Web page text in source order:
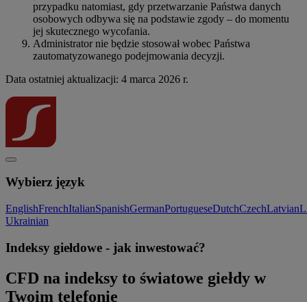
przypadku natomiast, gdy przetwarzanie Państwa danych
osobowych odbywa się na podstawie zgody – do momentu
jej skutecznego wycofania.
Administrator nie będzie stosował wobec Państwa
zautomatyzowanego podejmowania decyzji.
Data ostatniej aktualizacji: 4 marca 2026 r.
Wybierz język
EnglishFrenchItalianSpanishGermanPortugueseDutchCzechLatvian
Ukrainian
Indeksy giełdowe - jak inwestować?
CFD na indeksy to światowe giełdy w
Twoim telefonie